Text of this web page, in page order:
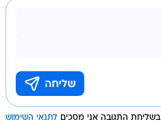
בשליחת התגובה אני מסכים לתנאי השימוש